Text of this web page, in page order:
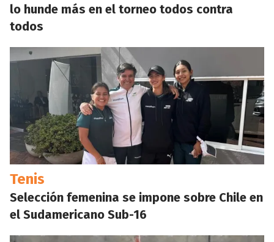
lo hunde más en el torneo todos contra
todos
Tenis
Selección femenina se impone sobre Chile en
el Sudamericano Sub-16